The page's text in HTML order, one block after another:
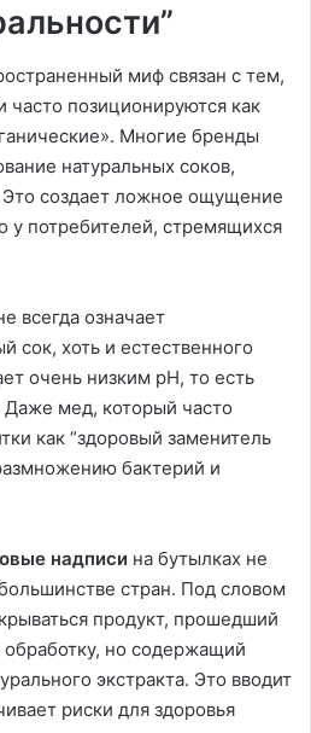
миф связан с тем,
часто позиционируются как
Многие бренды
натуральных соков,
Это создает ложное ощущение
у потребителей, стремящихся
всегда означает
сок, хоть и естественного
очень низким pH, то есть
мед, который часто
как “здоровый заменитель
бактерий и
надписи на бутылках не
стран. Под словом
продукт, прошедший
но содержащий
экстракта. Это вводит
риски для здоровья